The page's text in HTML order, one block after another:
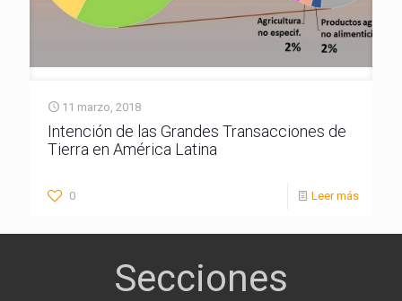
11 marzo, 2018
Intención de las Grandes Transacciones de
Tierra en América Latina
0 Leer más